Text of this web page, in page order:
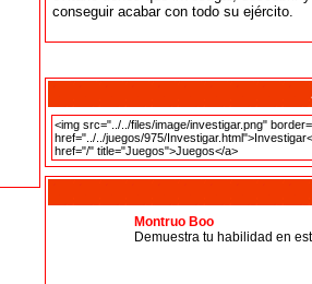
conseguir acabar con todo su ejército.
Montruo Boo
Demuestra tu habilidad en